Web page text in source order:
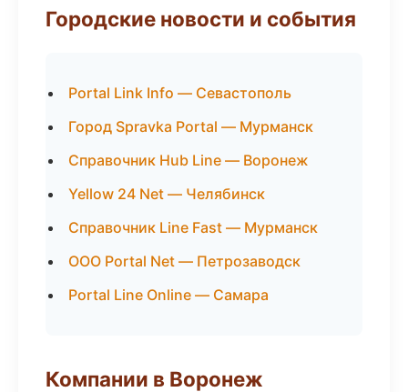
Городские новости и события
Portal Link Info — Севастополь
Город Spravka Portal — Мурманск
Справочник Hub Line — Воронеж
Yellow 24 Net — Челябинск
Справочник Line Fast — Мурманск
ООО Portal Net — Петрозаводск
Portal Line Online — Самара
Компании в Воронеж